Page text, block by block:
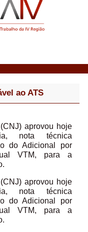
ao ATS
aprovou hoje
nota técnica
do Adicional por
VTM, para a
aprovou hoje
nota técnica
do Adicional por
VTM, para a